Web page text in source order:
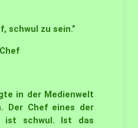
schwul zu sein.”
in der Medienwelt
Der Chef eines der
ist schwul. Ist das